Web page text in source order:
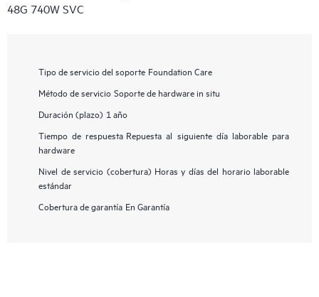
48G 740W SVC
Tipo de servicio del soporte Foundation Care
Método de servicio Soporte de hardware in situ
Duración (plazo) 1 año
Tiempo de respuesta Repuesta al siguiente día laborable para
hardware
Nivel de servicio (cobertura) Horas y días del horario laborable
estándar
Cobertura de garantía En Garantía